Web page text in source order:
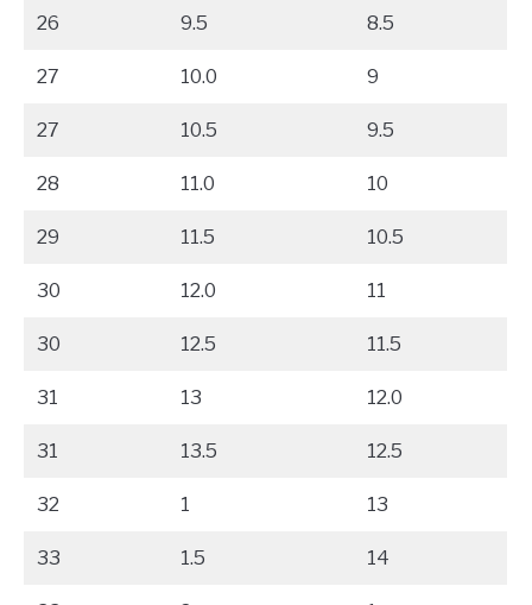
26 9.5 8.5
27 10.0 9
27 10.5 9.5
28 11.0 10
29 11.5 10.5
30 12.0 11
30 12.5 11.5
31 13 12.0
31 13.5 12.5
32 1 13
33 1.5 14